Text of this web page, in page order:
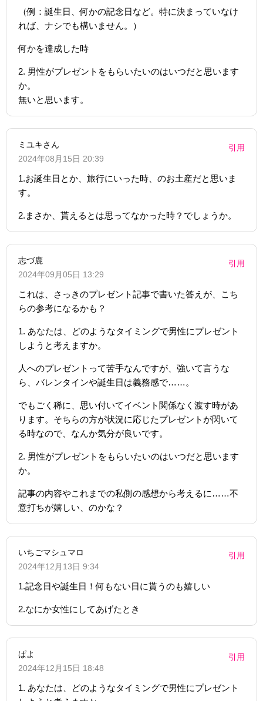
（例：誕生日、何かの記念日など。特に決まっていなけ
れば、ナシでも構いません。）
何かを達成した時
2. 男性がプレゼントをもらいたいのはいつだと思います
か。
無いと思います。
ミユキさん
2024年08月15日 20:39
引用
1.お誕生日とか、旅行にいった時、のお土産だと思いま
す。
2.まさか、貰えるとは思ってなかった時？でしょうか。
志づ鹿
2024年09月05日 13:29
引用
これは、さっきのプレゼント記事で書いた答えが、こち
らの参考になるかも？
1. あなたは、どのようなタイミングで男性にプレゼント
しようと考えますか。
人へのプレゼントって苦手なんですが、強いて言うな
ら、バレンタインや誕生日は義務感で……。
でもごく稀に、思い付いてイベント関係なく渡す時があ
ります。そちらの方が状況に応じたプレゼントが閃いて
る時なので、なんか気分が良いです。
2. 男性がプレゼントをもらいたいのはいつだと思います
か。
記事の内容やこれまでの私側の感想から考えるに……不
意打ちが嬉しい、のかな？
いちごマシュマロ
2024年12月13日 9:34
引用
1.記念日や誕生日！何もない日に貰うのも嬉しい
2.なにか女性にしてあげたとき
ぱよ
2024年12月15日 18:48
引用
1. あなたは、どのようなタイミングで男性にプレゼント